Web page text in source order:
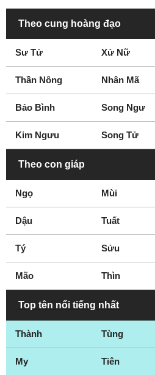
Theo cung hoàng đạo
Sư Tử Xử Nữ
Thần Nông Nhân Mã
Bảo Bình Song Ngư
Kim Ngưu Song Tử
Theo con giáp
Ngọ Mùi
Dậu Tuất
Tý Sửu
Mão Thìn
Top tên nổi tiếng nhất
Thành Tùng
My Tiên